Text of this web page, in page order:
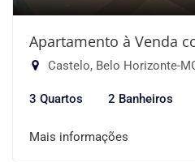
Apartamento à Venda
Castelo, Belo Horizonte-
3 Quartos 2 Banheiros
Mais informações